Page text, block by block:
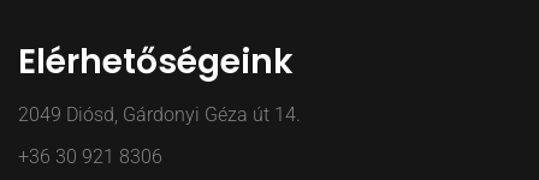
Elérhetőségeink
2049 Diósd, Gárdonyi Géza út 14.
+36 30 921 8306